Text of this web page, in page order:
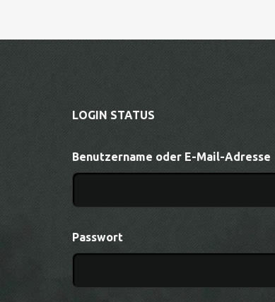
LOGIN STATUS
Benutzername oder E-Mail-Adresse
Passwort